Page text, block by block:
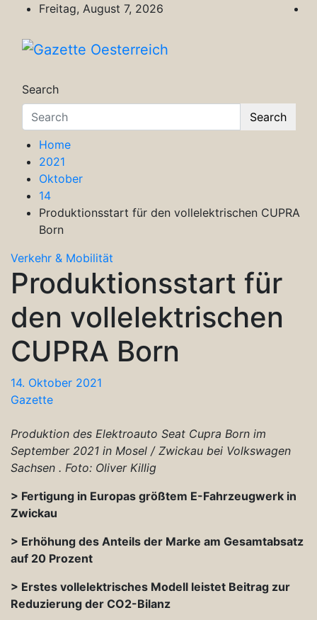
content
Freitag, August 7, 2026
Search
Search
Home
2021
Oktober
14
Produktionsstart für den vollelektrischen CUPRA
Born
Verkehr & Mobilität
Produktionsstart für
den vollelektrischen
CUPRA Born
14. Oktober 2021
Gazette
Produktion des Elektroauto Seat Cupra Born im
September 2021 in Mosel / Zwickau bei Volkswagen
Sachsen . Foto: Oliver Killig
> Fertigung in Europas größtem E-Fahrzeugwerk in
Zwickau
> Erhöhung des Anteils der Marke am Gesamtabsatz
auf 20 Prozent
> Erstes vollelektrisches Modell leistet Beitrag zur
Reduzierung der CO2-Bilanz